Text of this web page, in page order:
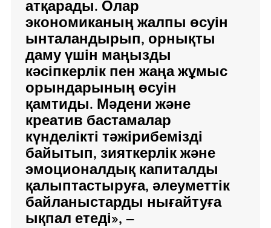
атқарады. Олар
экономиканың жалпы өсуін
ынталандырып, орнықты
даму үшін маңызды
кәсіпкерлік пен жаңа жұмыс
орындарының өсуін
қамтиды. Мәдени және
креатив бастамалар
күнделікті тәжірибемізді
байытып, зияткерлік және
эмоционалдық капиталды
қалыптастыруға, әлеуметтік
байланыстарды нығайтуға
ықпал етеді», –